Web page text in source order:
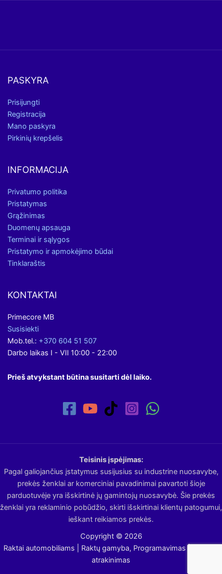
PASKYRA
Prisijungti
Registracija
Mano paskyra
Pirkinių krepšelis
INFORMACIJA
Privatumo politika
Pristatymas
Grąžinimas
Duomenų apsauga
Terminai ir sąlygos
Pristatymo ir apmokėjimo būdai
Tinklaraštis
KONTAKTAI
Primecore MB
Susisiekti
Mob.tel.: +370 604 51 507
Darbo laikas I - VII 10:00 - 22:00
Prieš atvykstant būtina susitarti dėl laiko.
Teisinis įspėjimas:
Pagal galiojančius įstatymus susijusius su industrine nuosavybe,
prekės ženklai ar komerciniai pavadinimai pavartoti šioje
parduotuvėje yra išskirtinė jų gamintojų nuosavybė. Šie prekės
ženklai yra reklaminio pobūdžio, skirti išskirtinai klientų patogumui,
ieškant reikiamos prekės.
Copyright © 2026
Raktai automobiliams | Raktų gamyba, Programavimas | Avarinis
atrakinimas